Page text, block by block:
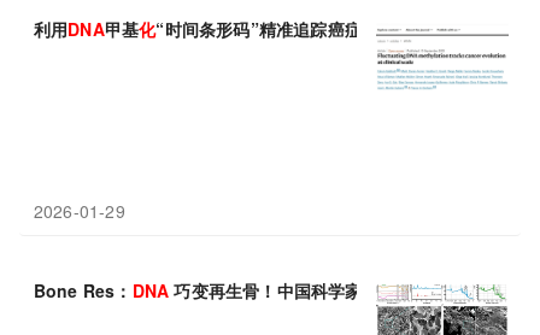
利用DNA甲基化“时间条形码”精准追踪癌症演变过程
2026-01-29
Bone Res： DNA 巧变再生骨！中国科学家研发“智能”DNA水凝